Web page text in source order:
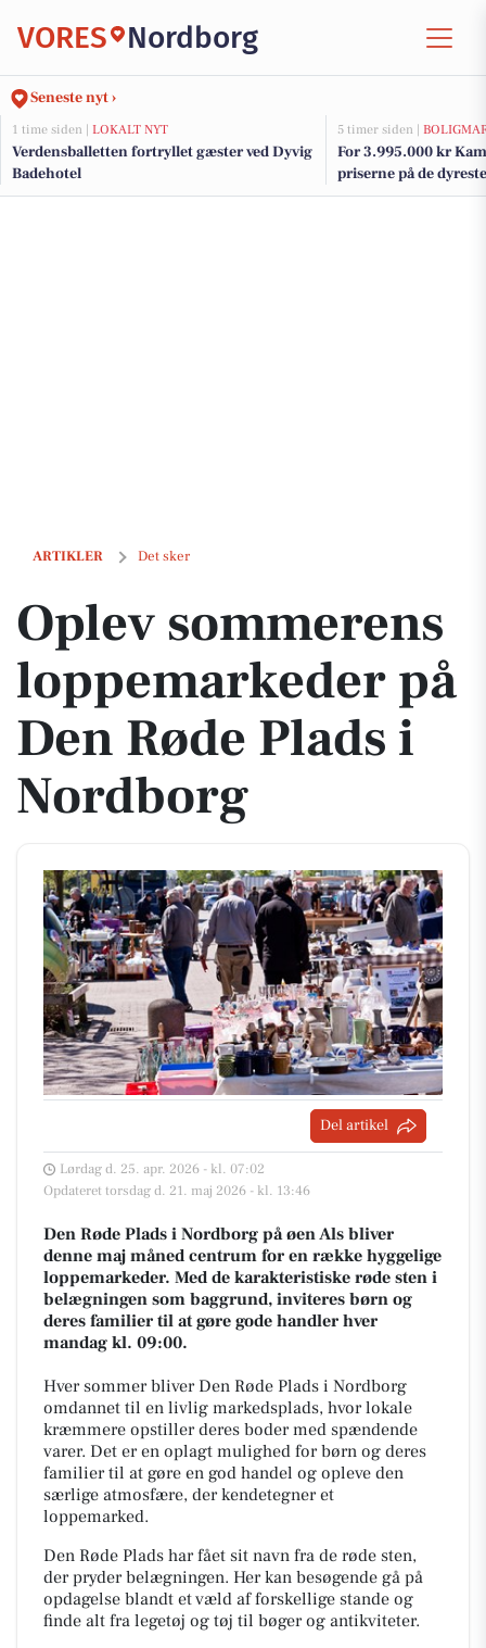
VORES Nordborg
Seneste nyt ›
1 time siden | LOKALT NYT
Verdensballetten fortryllet gæster ved Dyvig
Badehotel
5 timer siden |
For 3.995.000 kr
priserne på de
Nordborg
ARTIKLER Det sker
Oplev sommerens loppemarkeder på Den Røde Plads i Nordborg
Oplev sommerens
loppemarkeder på
Den Røde Plads i
Nordborg
Del artikel
Lørdag d. 25. apr. 2026 - kl. 07:02
Opdateret torsdag d. 21. maj 2026 - kl. 13:46
Den Røde Plads i Nordborg på øen Als bliver
denne maj måned centrum for en række hyggelige
loppemarkeder. Med de karakteristiske røde sten i
belægningen som baggrund, inviteres børn og
deres familier til at gøre gode handler hver
mandag kl. 09:00.
Hver sommer bliver Den Røde Plads i Nordborg
omdannet til en livlig markedsplads, hvor lokale
kræmmere opstiller deres boder med spændende
varer. Det er en oplagt mulighed for børn og deres
familier til at gøre en god handel og opleve den
særlige atmosfære, der kendetegner et
loppemarked.
Den Røde Plads har fået sit navn fra de røde sten,
der pryder belægningen. Her kan besøgende gå på
opdagelse blandt et væld af forskellige stande og
finde alt fra legetøj og tøj til bøger og antikviteter.